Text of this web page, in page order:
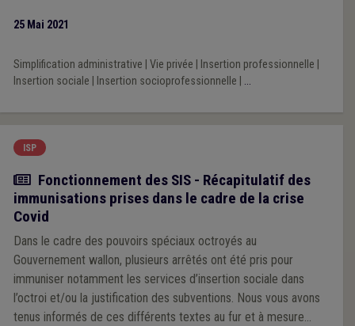
25 Mai 2021
Simplification administrative Vie privée Insertion professionnelle
Insertion sociale
Insertion socioprofessionnelle ...
ISP
Actualité
Fonctionnement des SIS - Récapitulatif des
immunisations prises dans le cadre de la crise
Covid
Dans le cadre des pouvoirs spéciaux octroyés au
Gouvernement wallon, plusieurs arrêtés ont été pris pour
immuniser notamment les services d’insertion sociale dans
l’octroi et/ou la justification des subventions. Nous vous avons
tenus informés de ces différents textes au fur et à mesure